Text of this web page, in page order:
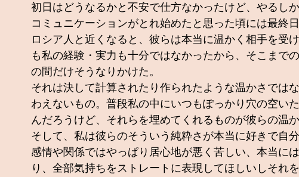
初日はどうなるかと不安で仕方なかったけど、やるし
コミュニケーションがとれ始めたと思った頃には最終
ロシア人と近くなると、彼らは本当に温かく相手を受
も私の経験・実力も十分ではなかったから、そこまで
の間だけそうなりかけた。
それは決して計算されたり作られたような温かさでは
わえないもの。普段私の中にいつもぽっかり穴の空い
んだろうけど、それらを埋めてくれるものが彼らの温か
そして、私は彼らのそういう純粋さが本当に好きで自
感情や関係ではやっぱり居心地が悪く苦しい、本当に
り、全部気持ちをストレートに表現してほしいしそれ